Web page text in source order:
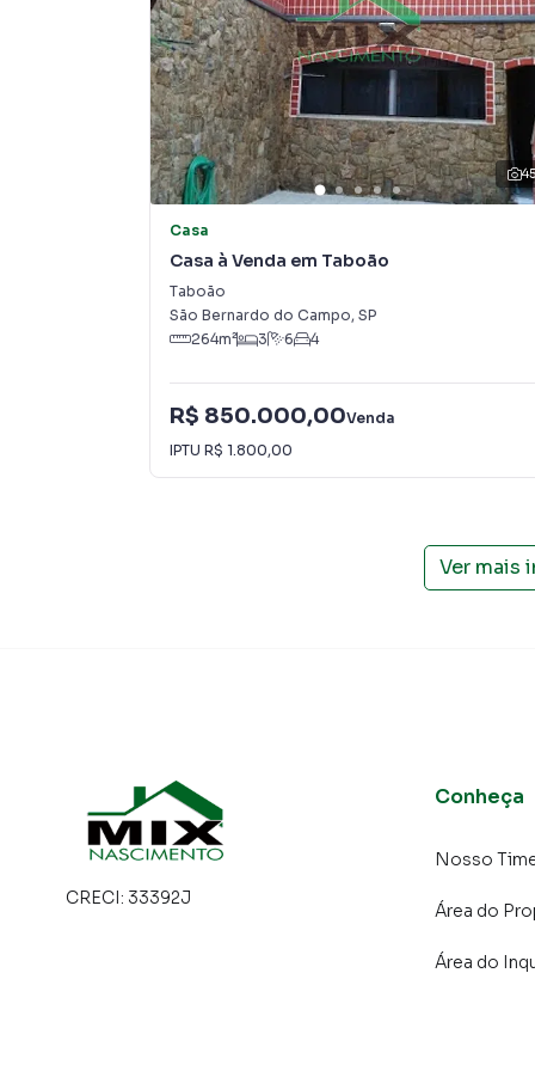
🏭 Mahle Metal Leve
🏭 Mercedes-Benz
🛒 Carrefour
🥙 Habib’s
🍔 McDonald’s
💊 Drogaria São Paulo
🥖 Padaria Talia
🍽 Praça 31 Restaurante
🐾 Villa Pet Care
🚗 **Fácil acesso às principais vias**
• Avenida do Taboão
• Avenida das Ameixeiras
• Rodovia Anchieta
• Avenida Lions
⚠️ **Sobrados amplos com suíte, garagem
encontrou o que procurava ou deseja mais
Entre em contato com nossa equipe.
A Mix Nascimento tem mais opções de
terrenos, lojas e barracões para venda ou
lançamentos na planta em Taboão e em
45
Casa
Casa à Venda em Taboão
Taboão
São Bernardo do Campo, SP
264m² 3 6 4
R$ 850.000,00Venda
IPTU R$ 1.800,00
Ver mais
CRECI: 33392J
Conheça
Nosso
Área do
Área do